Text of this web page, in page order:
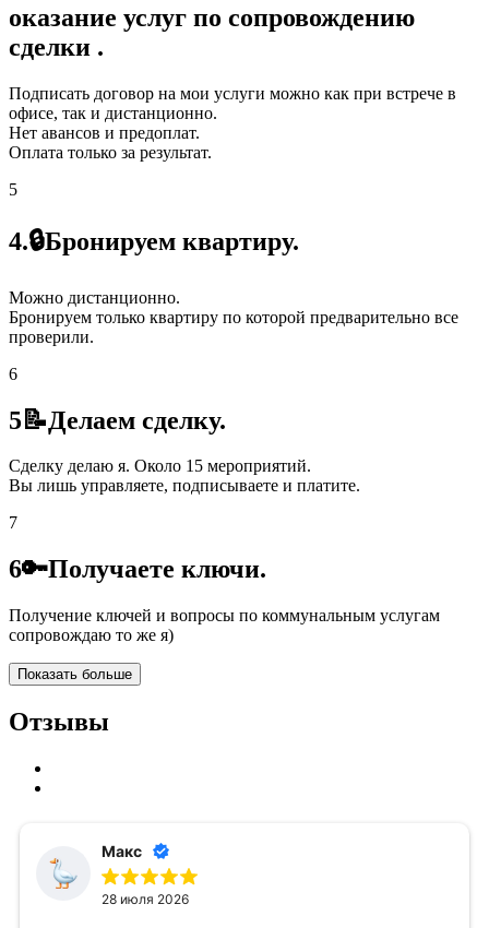
оказание услуг по сопровождению
сделки .
Подписать договор на мои услуги можно как при встрече в
офисе, так и дистанционно.
Нет авансов и предоплат.
Оплата только за результат.
5
4.🔒Бронируем квартиру.
Можно дистанционно.
Бронируем только квартиру по которой предварительно все
проверили.
6
5📝Делаем сделку.
Сделку делаю я. Около 15 мероприятий.
Вы лишь управляете, подписываете и платите.
7
6🔑Получаете ключи.
Получение ключей и вопросы по коммунальным услугам
сопровождаю то же я)
Показать больше
Отзывы
Макс
28 июля 2026